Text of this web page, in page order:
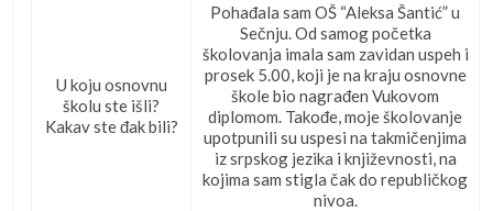
U koju osnovnu
školu ste išli?
Kakav ste đak bili?
Pohađala sam OŠ “Aleksa Šantić” u
Sečnju. Od samog početka
školovanja imala sam zavidan uspeh i
prosek 5.00, koji je na kraju osnovne
škole bio nagrađen Vukovom
diplomom. Takođe, moje školovanje
upotpunili su uspesi na takmičenjima
iz srpskog jezika i književnosti, na
kojima sam stigla čak do republičkog
nivoa.